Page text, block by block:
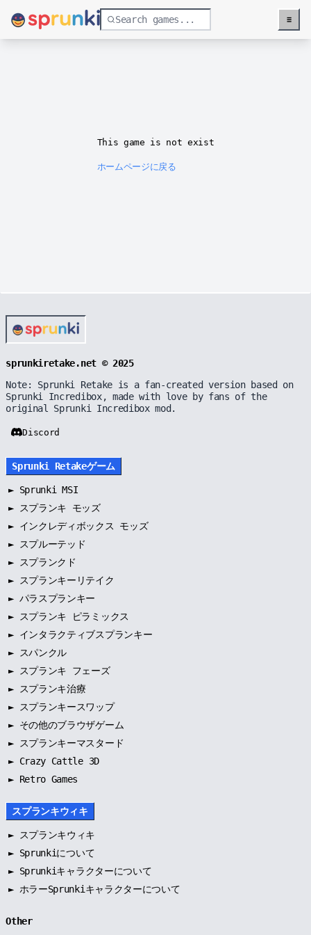
Menu
≡
This game is not exist
ホームページに戻る
sprunkiretake.net © 2025
Note: Sprunki Retake is a fan-created version based on
Sprunki Incredibox, made with love by fans of the
original Sprunki Incredibox mod.
Discord
Sprunki Retakeゲーム
► Sprunki MSI
►
スプランキ モッズ
► インクレディボックス モッズ
►
スプルーテッド
►
スプランクド
►
スプランキーリテイク
► パラスプランキー
►
スプランキ ピラミックス
► インタラクティブスプランキー
►
スパンクル
►
スプランキ フェーズ
►
スプランキ治療
►
スプランキースワップ
► その他のブラウザゲーム
►
スプランキーマスタード
► Crazy Cattle 3D
► Retro Games
スプランキウィキ
►
スプランキウィキ
► Sprunkiについて
► Sprunkiキャラクターについて
► ホラーSprunkiキャラクターについて
Other